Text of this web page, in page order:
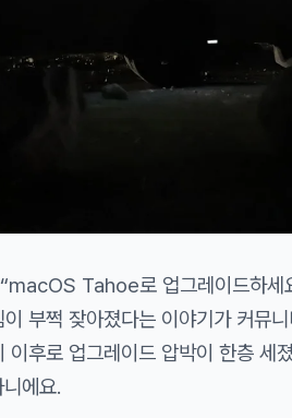
Tahoe로 업그레이드하세
부쩍 잦아졌다는 이야기가 커뮤
후로 업그레이드 압박이 한층 세
에요.